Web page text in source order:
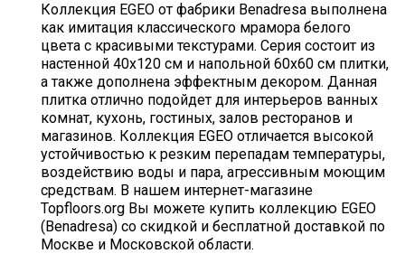
Коллекция EGEO от фабрики Benadresa выполнена
как имитация классического мрамора белого
цвета с красивыми текстурами. Серия состоит из
настенной 40х120 см и напольной 60х60 см плитки,
а также дополнена эффектным декором. Данная
плитка отлично подойдет для интерьеров ванных
комнат, кухонь, гостиных, залов ресторанов и
магазинов. Коллекция EGEO отличается высокой
устойчивостью к резким перепадам температуры,
воздействию воды и пара, агрессивным моющим
средствам. В нашем интернет-магазине
Topfloors.org Вы можете купить коллекцию EGEO
(Benadresa) со скидкой и бесплатной доставкой по
Москве и Московской области.